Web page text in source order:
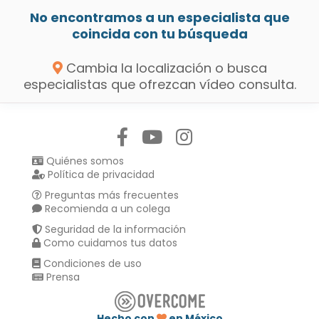
No encontramos a un especialista que
coincida con tu búsqueda
Cambia la localización o busca
especialistas que ofrezcan vídeo consulta.
Quiénes somos
Política de privacidad
Preguntas más frecuentes
Recomienda a un colega
Seguridad de la información
Como cuidamos tus datos
Condiciones de uso
Prensa